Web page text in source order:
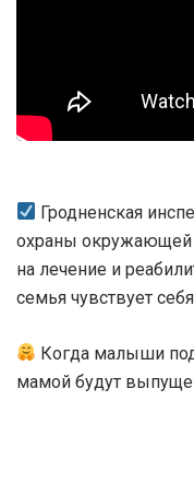
Гродненская
охраны окружающей
на лечение и
семья чувствует
Когда малыши
мамой будут